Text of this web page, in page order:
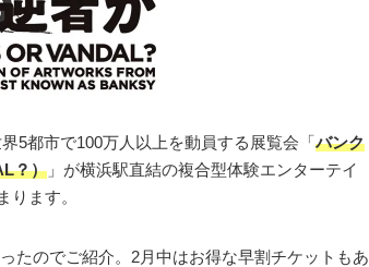
5都市で100万人以上を動員する展覧会「バンク
？） 」が横浜駅直結の複合型体験エンターテイ
ります。
たのでご紹介。2月中はお得な早割チケットもあ